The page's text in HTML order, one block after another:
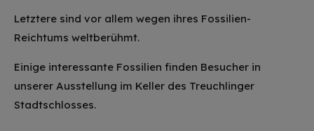
Letztere sind vor allem wegen ihres Fossilien-
Reichtums weltberühmt.
Einige interessante Fossilien finden Besucher in
unserer Ausstellung im Keller des Treuchlinger
Stadtschlosses.